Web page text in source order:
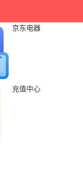
京东电器
充值中心